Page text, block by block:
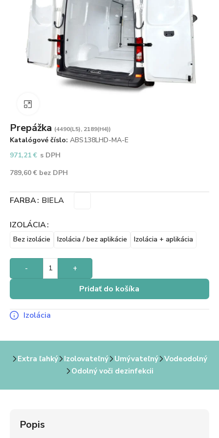
Prepážka (4490(L5), 2189(H4))
Katalógové číslo: ABS138LHD-MA-E
971,21€ s DPH
789,60€ bez DPH
FARBA BIELA
IZOLÁCIA
Bez izolácie Izolácia / bez aplikácie Izolácia + aplikácia
- +
Pridať do košíka
Izolácia
Extra ľahký Izolovateľný Umývateľný
Vodeodolný
Odolný voči dezinfekcii
Popis